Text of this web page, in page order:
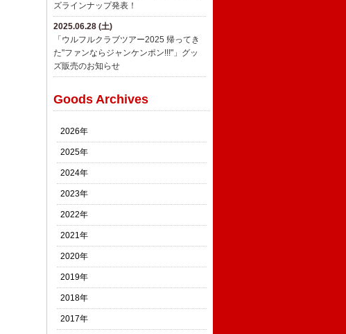
ズラインナップ発表！
2025.06.28 (土)
「ウルフルクラブツアー2025 帰ってき
た"ファンならジャンケンポン!!!"」グッ
ズ販売のお知らせ
Goods Archives
2026年
2025年
2024年
2023年
2022年
2021年
2020年
2019年
2018年
2017年